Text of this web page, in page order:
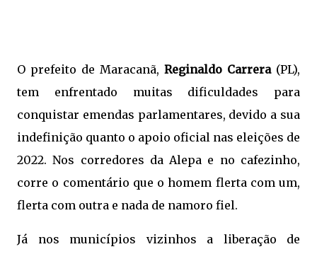
O prefeito de Maracanã, Reginaldo Carrera (PL),
tem enfrentado muitas dificuldades para
conquistar emendas parlamentares, devido a sua
indefinição quanto o apoio oficial nas eleições de
2022. Nos corredores da Alepa e no cafezinho,
corre o comentário que o homem flerta com um,
flerta com outra e nada de namoro fiel.
Já nos municípios vizinhos a liberação de